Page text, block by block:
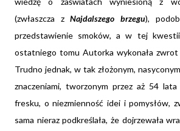
(zwłaszcza zNajdalszego brzegu),
przedstawienie smoków, a w tej
ostatniego tomu Autorka wykonała
Trudno jednak, w tak złożonym,
znaczeniami, tworzonym przez aż 54 lata
fresku, o niezmienność idei i pomysłów,
sama nieraz podkreślała, że dojrzewała